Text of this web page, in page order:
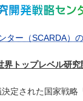
ター（SCARDA）
界トップレベル研
定された国家戦略